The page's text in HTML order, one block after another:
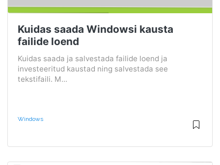
Kuidas saada Windowsi kausta
failide loend
Kuidas saada ja salvestada failide loend ja
investeeritud kaustad ning salvestada see
tekstifaili. M...
Windows